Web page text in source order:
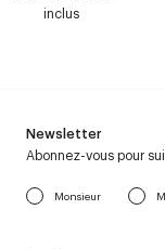
inclus
Newsletter
Abonnez-vous pour
Monsieur